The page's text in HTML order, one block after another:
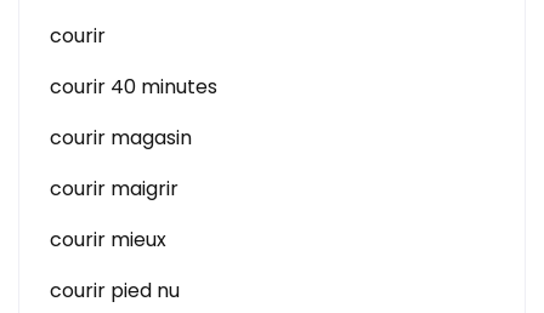
courir
courir 40 minutes
courir magasin
courir maigrir
courir mieux
courir pied nu